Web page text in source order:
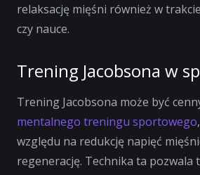
relaksację mięśni również w
czy nauce.
Trening Jacobsona w
Trening Jacobsona może być
mentalnego treningu sportowego
względu na redukcję napięć
regenerację. Technika ta pozwala